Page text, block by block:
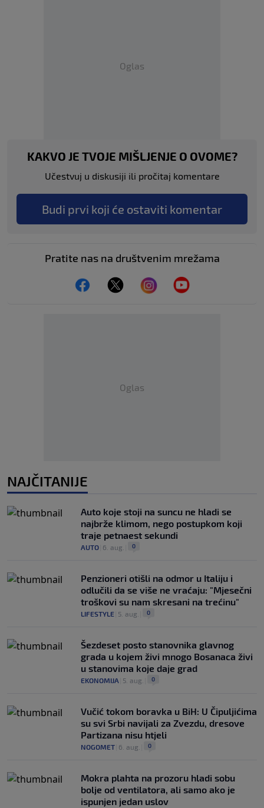
Oglas
KAKVO JE TVOJE MIŠLJENJE O OVOME?
Učestvuj u diskusiji ili pročitaj komentare
Budi prvi koji će ostaviti komentar
Pratite nas na društvenim mrežama
Oglas
NAJČITANIJE
Auto koje stoji na suncu ne hladi se
najbrže klimom, nego postupkom koji
traje petnaest sekundi
AUTO 6. aug. 0
Penzioneri otišli na odmor u Italiju i
odlučili da se više ne vraćaju: "Mjesečni
troškovi su nam skresani na trećinu"
LIFESTYLE 5. aug. 0
Šezdeset posto stanovnika glavnog
grada u kojem živi mnogo Bosanaca živi
u stanovima koje daje grad
EKONOMIJA 5. aug. 0
Vučić tokom boravka u BiH: U Čipuljićima
su svi Srbi navijali za Zvezdu, dresove
Partizana nisu htjeli
NOGOMET 6. aug. 0
Mokra plahta na prozoru hladi sobu
bolje od ventilatora, ali samo ako je
ispunjen jedan uslov